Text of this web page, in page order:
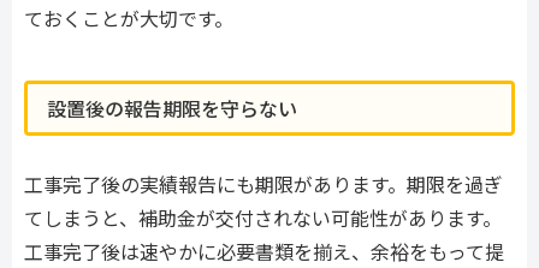
ておくことが大切です。
設置後の報告期限を守らない
工事完了後の実績報告にも期限があります。期限を過ぎ
てしまうと、補助金が交付されない可能性があります。
工事完了後は速やかに必要書類を揃え、余裕をもって提